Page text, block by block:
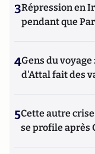
3Répression en
pendant que
4Gens du
d'Attal fait des
5Cette autre
se profile après